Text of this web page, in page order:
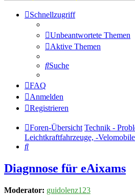
Schnellzugriff
Unbeantwortete Themen
Aktive Themen
Suche
FAQ
Anmelden
Registrieren
Foren-Übersicht Technik -
Leichtkraftfahrzeuge, -
Suche
Diagnnose für eAixams
Moderator: guidolenz123